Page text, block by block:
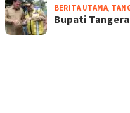
BERITA UTAMA,
Bupati